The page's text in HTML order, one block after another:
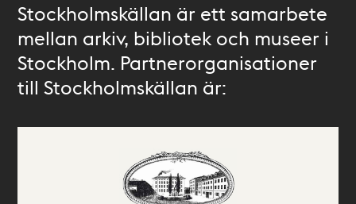
Stockholmskällan är ett samarbete
mellan arkiv, bibliotek och museer i
Stockholm. Partnerorganisationer
till Stockholmskällan är: